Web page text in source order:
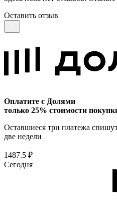
Оставить отзыв
Оплатите с Долями
только 25% стоимости
Оставшиеся три платежа
две недели
1487.5 ₽
Сегодня